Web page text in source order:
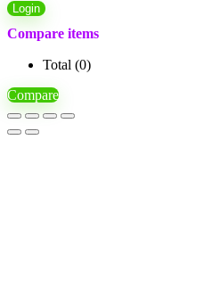
Login
Compare items
Total (0)
Compare